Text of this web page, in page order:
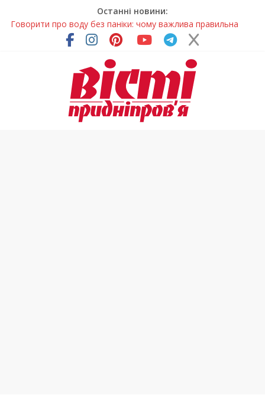
Останні новини:
Говорити про воду без паніки: чому важлива правильна
Лікар – на екрані: Як працюють телемедичні центри на
У Дніпрі триває масштабна підготовка до опалювального
Пошуки тривають: на Дніпропетровщині досліджують місце
розташування легендарного монастиря (Фото)